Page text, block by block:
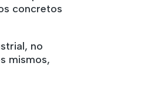
concretos
no
mismos,